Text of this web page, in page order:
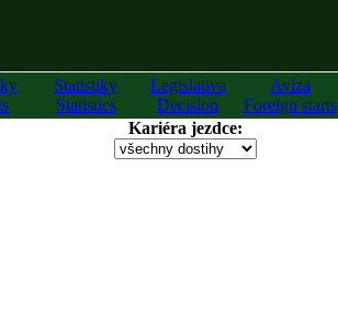
Statistiky
Statistics
Legislativa
Decision
Avíza
Foreign starts
Kariéra jezdce: